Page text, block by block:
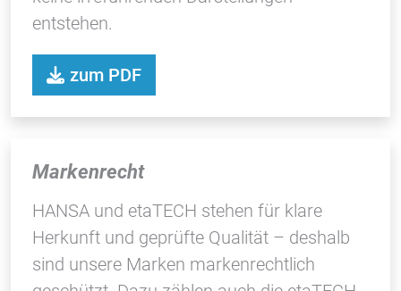
entstehen.
zum PDF
Markenrecht
HANSA und etaTECH stehen für klare
Herkunft und geprüfte Qualität – deshalb
sind unsere Marken markenrechtlich